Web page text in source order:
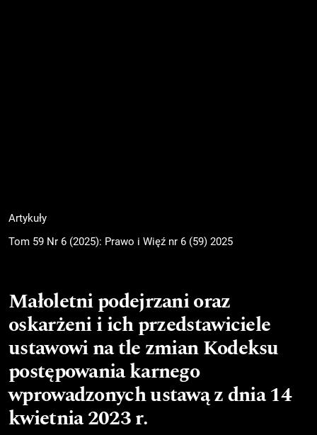
Artykuły
Tom 59 Nr 6 (2025): Prawo i Więź nr 6 (59) 2025
Małoletni podejrzani oraz
oskarżeni i ich przedstawiciele
ustawowi na tle zmian Kodeksu
postępowania karnego
wprowadzonych ustawą z dnia 14
kwietnia 2023 r.